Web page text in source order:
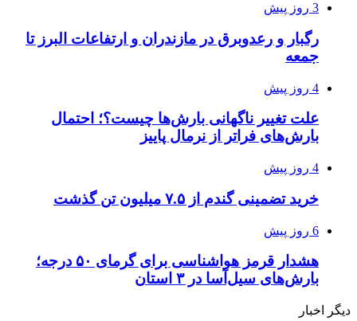
3 روز پیش
رگبار و رعدوبرق در مازندران و ارتفاعات البرز تا
جمعه
4 روز پیش
علت تغییر ناگهانی بارش‌ها چیست؟؛ احتمال
بارش‌های فراتر از نرمال پاییز
4 روز پیش
خرید تضمینی گندم از ۷.۵ میلیون تن گذشت
6 روز پیش
هشدار قرمز هواشناسی برای گرمای ۵۰ درجه؛
بارش‌های سیل‌آسا در ۳ استان
دیگر اخبار